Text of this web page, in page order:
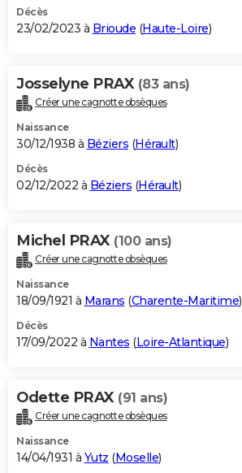
Décès
23/02/2023 à Brioude (Haute-Loire)
Josselyne PRAX (83 ans)
Créer une cagnotte obsèques
Naissance
30/12/1938 à Béziers (Hérault)
Décès
02/12/2022 à Béziers (Hérault)
Michel PRAX (100 ans)
Créer une cagnotte obsèques
Naissance
18/09/1921 à Marans (Charente-Maritime)
Décès
17/09/2022 à Nantes (Loire-Atlantique)
Odette PRAX (91 ans)
Créer une cagnotte obsèques
Naissance
14/04/1931 à Yutz (Moselle)